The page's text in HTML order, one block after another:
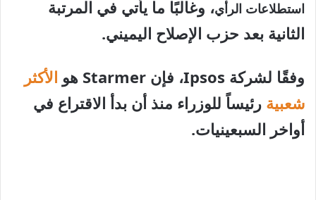
استطلاعات الرأي، وغالبًا ما يأتي في المرتبة
الثانية بعد حزب الإصلاح اليميني.
وفقًا لشركة Ipsos، فإن Starmer هو
الأكثر
شعبية رئيساً للوزراء منذ أن بدأ الاقتراع في
أواخر السبعينيات.